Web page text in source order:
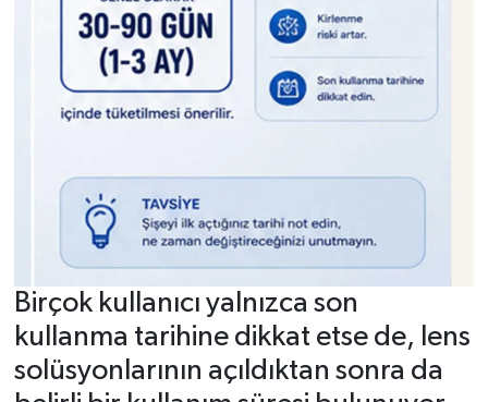
Birçok kullanıcı yalnızca son
kullanma tarihine dikkat etse de, lens
solüsyonlarının açıldıktan sonra da